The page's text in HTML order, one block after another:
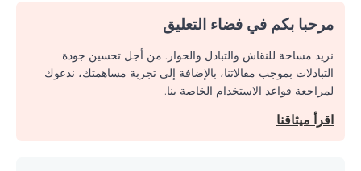
مرحبا بكم في فضاء التعليق
نريد مساحة للنقاش والتبادل والحوار. من أجل تحسين جودة
التبادلات بموجب مقالاتنا، بالإضافة إلى تجربة مساهمتك، ندعوك
لمراجعة قواعد الاستخدام الخاصة بنا.
اقرأ ميثاقنا